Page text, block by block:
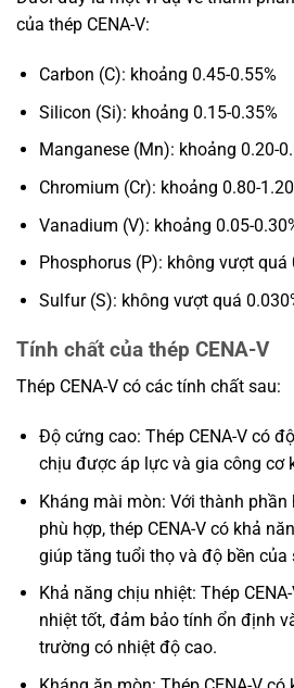
của thép CENA-V:
Carbon (C): khoảng 0.45-0.55%
Silicon (Si): khoảng 0.15-0.35%
Manganese (Mn): khoảng 0.20-
Chromium (Cr): khoảng 0.80-
Vanadium (V): khoảng 0.05-
Phosphorus (P): không vượt quá
Sulfur (S): không vượt quá
Tính chất của thép CENA-V
Thép CENA-V có các tính chất sau:
Độ cứng cao: Thép CENA-V có
chịu được áp lực và gia công cơ
Kháng mài mòn: Với thành
phù hợp, thép CENA-V có khả
giúp tăng tuổi thọ và độ bền của
Khả năng chịu nhiệt: Thép
nhiệt tốt, đảm bảo tính ổn định
trường có nhiệt độ cao.